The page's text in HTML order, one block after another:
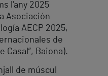
l'any 2025
Asociación
AECP 2025,
de
Casal”, Baiona).
de múscul